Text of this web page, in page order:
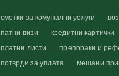
сметки за комунални услуги
патни визи
кредитни картички
платни листи
препораки и
потврди за уплата
мешани